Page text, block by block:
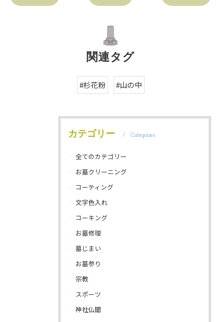
関連タグ
#杉花粉 #山の中
カテゴリー Categories
全てのカテゴリー
お墓クリーニング
コーティング
文字色入れ
コーキング
お墓修理
墓じまい
お墓参り
宗教
スポーツ
神社仏閣